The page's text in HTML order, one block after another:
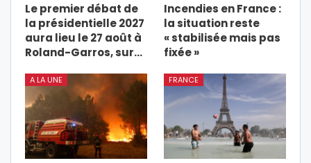
Le premier débat de
la présidentielle 2027
aura lieu le 27 août à
Roland-Garros, sur…
Incendies en France :
la situation reste
« stabilisée mais pas
fixée »
A LA UNE FRANCE